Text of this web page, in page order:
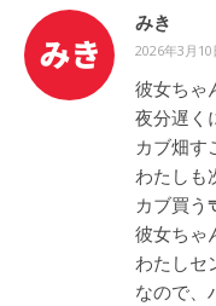
みき
2026年3月
彼女ち
夜分遅く
わたしも
カブ買
彼女ちゃ
わたしセ
なので、